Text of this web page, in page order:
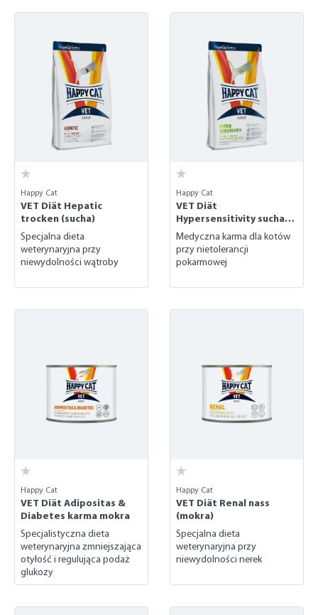
Happy Cat
VET Diät Hepatic
trocken (sucha)
Specjalna dieta
weterynaryjna przy
niewydolności wątroby
Happy Cat
VET Diät
Hypersensitivity sucha
karma
Medyczna karma dla kotów
przy nietolerancji
pokarmowej
Happy Cat
VET Diät Adipositas &
Diabetes karma mokra
Specjalistyczna dieta
weterynaryjna zmniejszająca
otyłość i regulująca podaż
glukozy
Happy Cat
VET Diät Renal nass
(mokra)
Specjalna dieta
weterynaryjna przy
niewydolności nerek